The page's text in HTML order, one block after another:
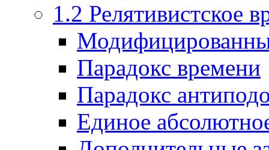
1.2 Релятивистское
Парадокс времени
Парадокс
Единое